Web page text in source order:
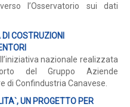
l’Osservatorio sui dati
COSTRUZIONI
nazionale realizzata
del Gruppo Aziende
di Confindustria Canavese.
UN PROGETTO PER